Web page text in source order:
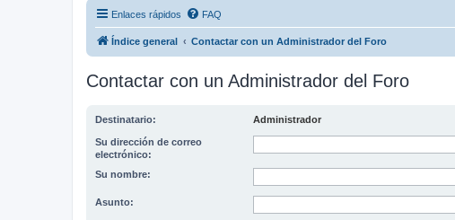
Enlaces rápidos FAQ
Índice general Contactar con un Administrador del Foro
Contactar con un Administrador del Foro
Destinatario: Administrador
Su dirección de correo
electrónico:
Su nombre:
Asunto: